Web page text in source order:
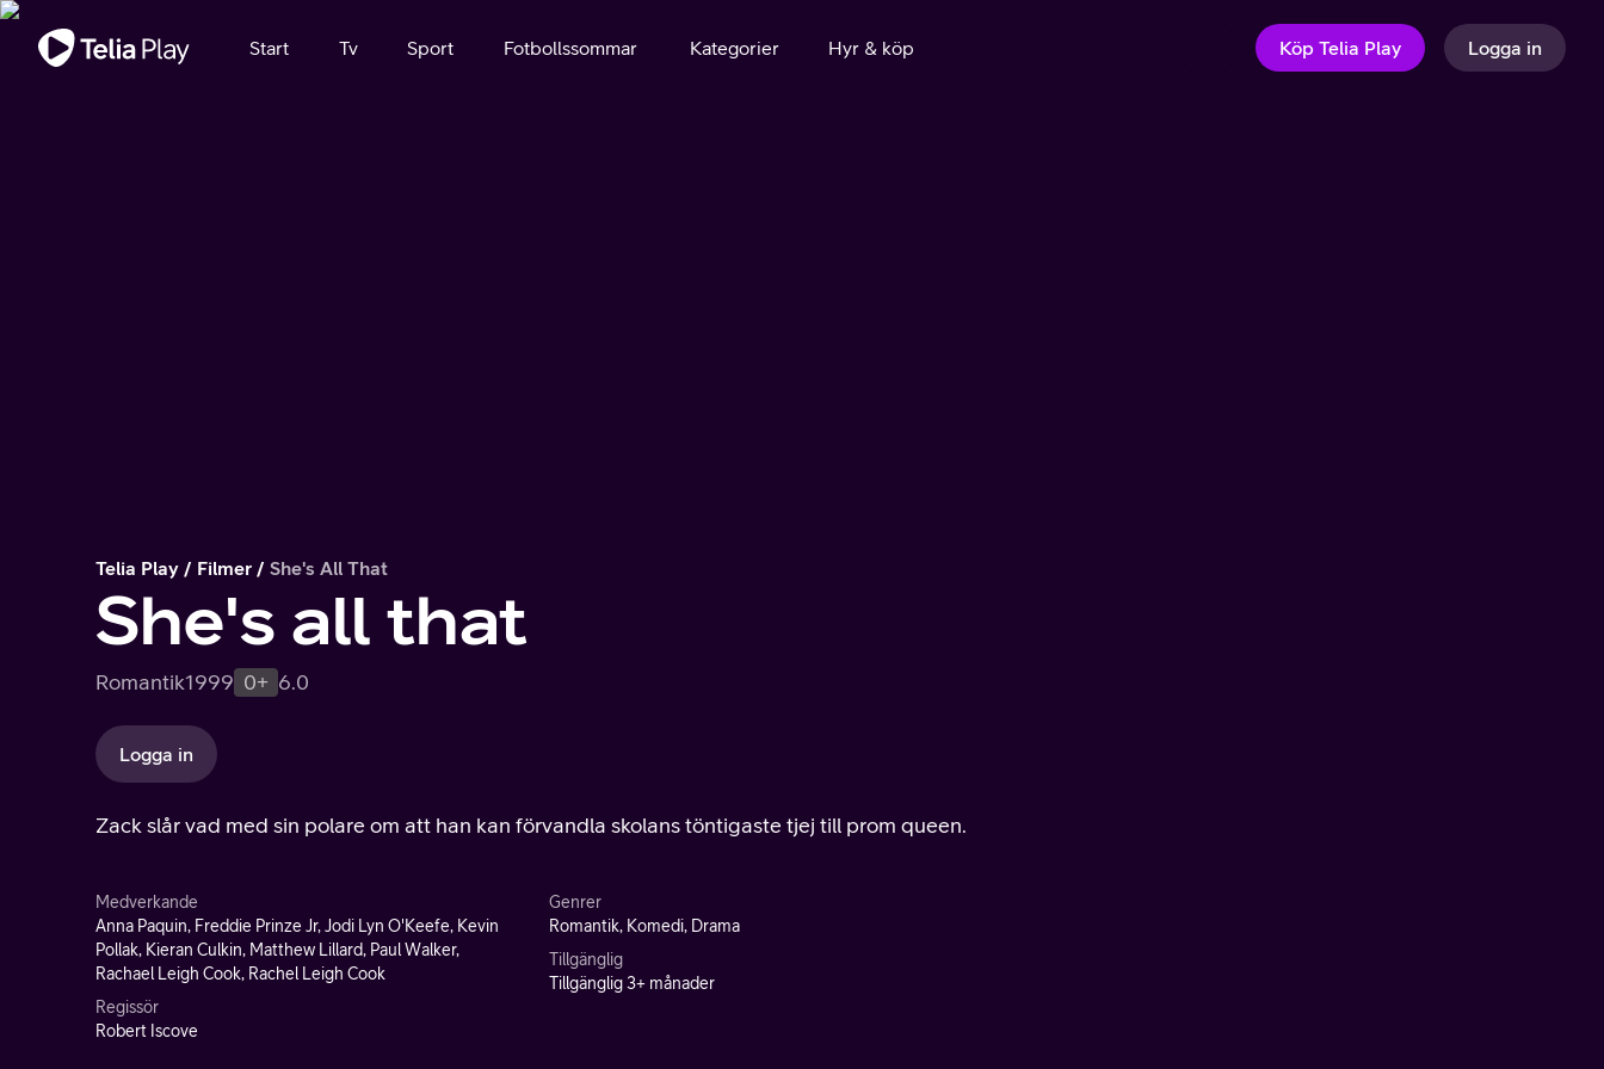
Viktigt meddelande
Start Tv Sport Fotbollssommar Kategorier Hyr & köp Köp Telia Play Logga in
Telia Play Filmer She's All That
She's all that
Romantik1999 0+ 6.0
Logga in
Zack slår vad med sin polare om att han kan förvandla skolans töntigaste tjej till prom queen.
Medverkande
Anna Paquin, Freddie Prinze Jr, Jodi Lyn O'Keefe, Kevin
Pollak, Kieran Culkin, Matthew Lillard, Paul Walker,
Rachael Leigh Cook, Rachel Leigh Cook
Regissör
Robert Iscove
Genrer
Romantik, Komedi, Drama
Tillgänglig
Tillgänglig 3+ månader